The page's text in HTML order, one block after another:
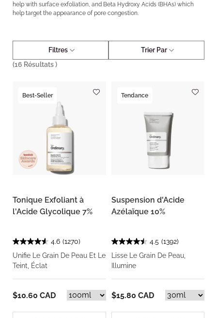
help with surface exfoliation, and Beta Hydroxy Acids (BHAs) which
help target the appearance of pore congestion.
Filtres
Trier Par
(16 Résultats )
Best-Seller
Tonique Exfoliant à
l'Acide Glycolique 7%
4.6 (1270)
Unifie Le Grain De Peau Et Le
Teint, Éclat
$10.60 CAD
Tendance
Suspension d'Acide
Azélaïque 10%
4.5 (1392)
Lisse Le Grain De Peau,
Illumine
$15.80 CAD